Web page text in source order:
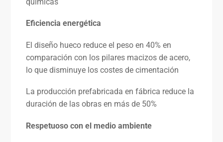
Eficiencia energética
El diseño hueco reduce el peso en 40% en
comparación con los pilares macizos de acero,
lo que disminuye los costes de cimentación
La producción prefabricada en fábrica reduce la
duración de las obras en más de 50%
Respetuoso con el medio ambiente